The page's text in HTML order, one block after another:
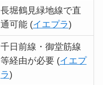
長堀鶴見緑地線で直
通可能 (イエプラ)
千日前線・御堂筋線
等経由が必要 (イエプ
ラ)